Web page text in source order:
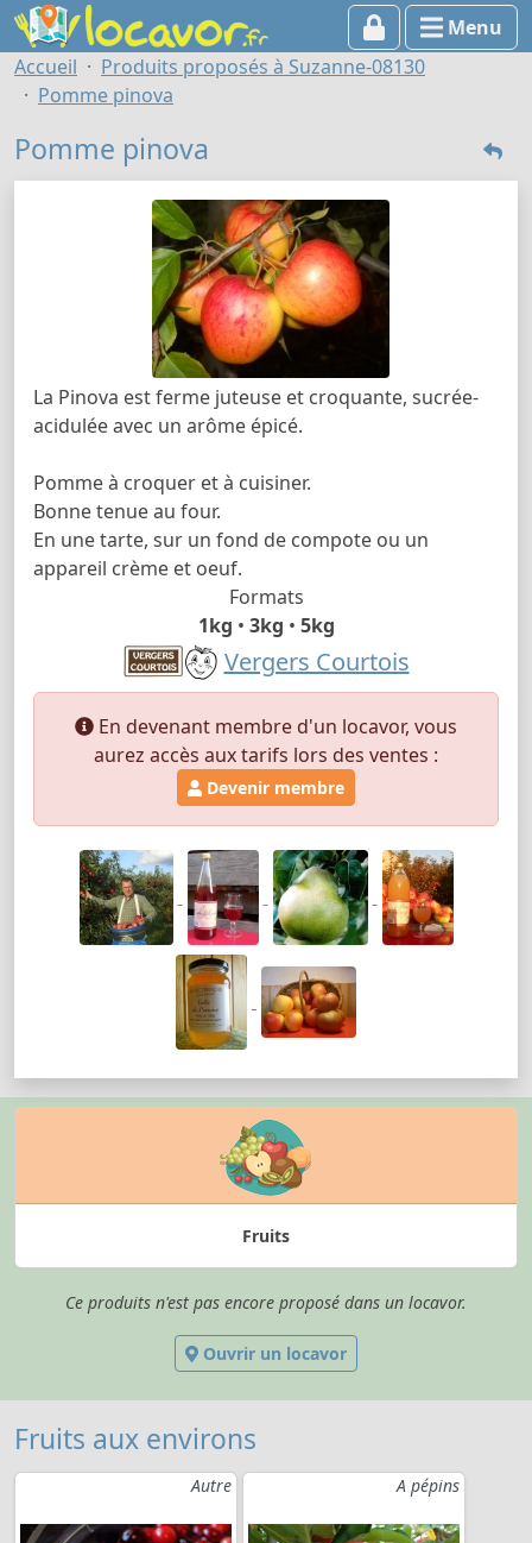
Menu
Accueil
Produits proposés à Suzanne-08130
Pomme pinova
Pomme pinova
La Pinova est ferme juteuse et croquante, sucrée-
acidulée avec un arôme épicé.
Pomme à croquer et à cuisiner.
Bonne tenue au four.
En une tarte, sur un fond de compote ou un
appareil crème et oeuf.
Formats
1kg • 3kg • 5kg
Vergers Courtois
En devenant membre d'un locavor, vous
aurez accès aux tarifs lors des ventes :
Devenir membre
Fruits
Ce produits n'est pas encore proposé dans un locavor.
Ouvrir un locavor
Fruits aux environs
Autre A pépins